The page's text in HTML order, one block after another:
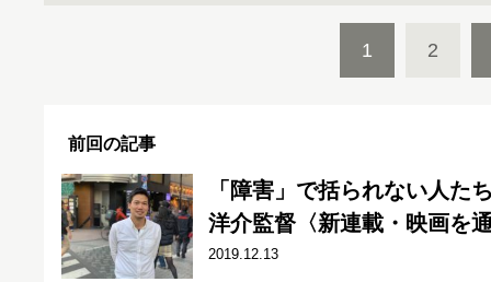
1 2
前回の記事
「障害」で括られない人た
洋介監督〈新連載・映画を
2019.12.13